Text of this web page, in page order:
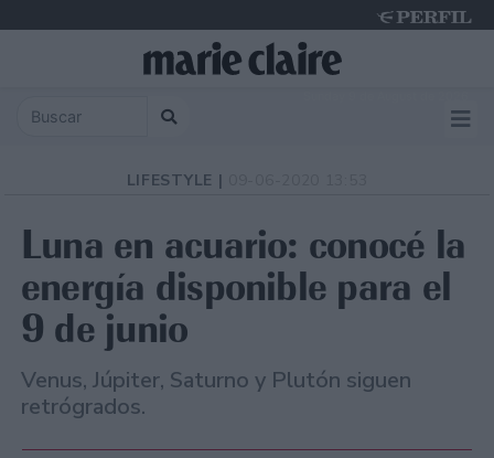
LIFESTYLE |
Luna en acuario: conocé la
energía disponible para el
9 de junio
Venus, Júpiter, Saturno y Plutón siguen
retrógrados.